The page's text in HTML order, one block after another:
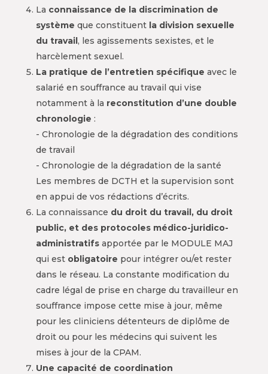
La connaissance de la discrimination de
système que constituent la division sexuelle
du travail, les agissements sexistes, et le
harcèlement sexuel.
La pratique de l’entretien spécifique avec le
salarié en souffrance au travail qui vise
notamment à la reconstitution d’une double
chronologie :
- Chronologie de la dégradation des conditions
de travail
- Chronologie de la dégradation de la santé
Les membres de DCTH et la supervision sont
en appui de vos rédactions d’écrits.
La connaissance du droit du travail, du droit
public, et des protocoles médico-juridico-
administratifsapportée par le MODULE MAJ
qui est obligatoire pour intégrer ou/et rester
dans le réseau. La constante modification du
cadre légal de prise en charge du travailleur en
souffrance impose cette mise à jour, même
pour les cliniciens détenteurs de diplôme de
droit ou pour les médecins qui suivent les
mises à jour de la CPAM.
Une capacité de coordination